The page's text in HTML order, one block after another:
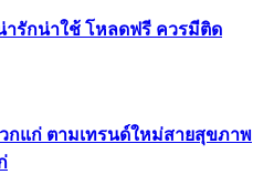
ารักน่าใช้ โหลดฟรี ควรมีติด
กแก่ ตามเทรนด์ใหม่สายสุขภาพ